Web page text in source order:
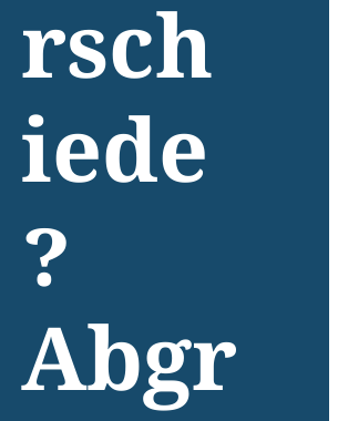
rsch
iede
?
Abgr